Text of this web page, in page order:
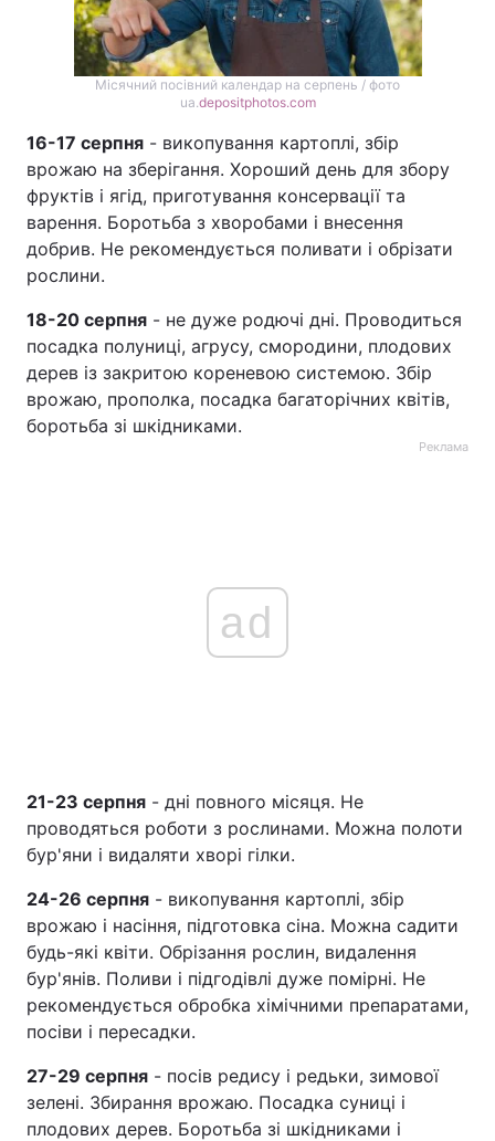
Місячний посівний календар на серпень / фото
ua.depositphotos.com
16-17 серпня - викопування картоплі, збір
врожаю на зберігання. Хороший день для збору
фруктів і ягід, приготування консервації та
варення. Боротьба з хворобами і внесення
добрив. Не рекомендується поливати і обрізати
рослини.
18-20 серпня - не дуже родючі дні. Проводиться
посадка полуниці, агрусу, смородини, плодових
дерев із закритою кореневою системою. Збір
врожаю, прополка, посадка багаторічних квітів,
боротьба зі шкідниками.
Реклама
ad
21-23 серпня - дні повного місяця. Не
проводяться роботи з рослинами. Можна полоти
бур'яни і видаляти хворі гілки.
24-26 серпня - викопування картоплі, збір
врожаю і насіння, підготовка сіна. Можна садити
будь-які квіти. Обрізання рослин, видалення
бур'янів. Поливи і підгодівлі дуже помірні. Не
рекомендується обробка хімічними препаратами,
посіви і пересадки.
27-29 серпня - посів редису і редьки, зимової
зелені. Збирання врожаю. Посадка суниці і
плодових дерев. Боротьба зі шкідниками і